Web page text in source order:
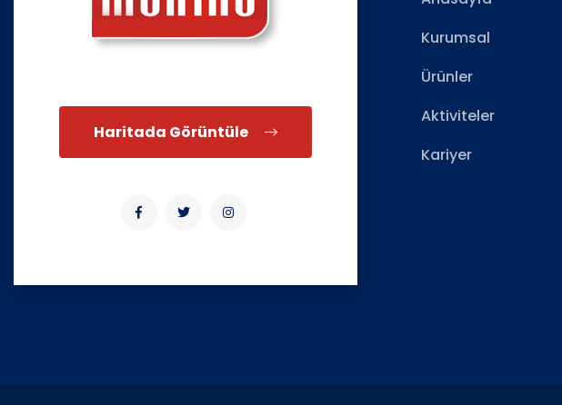
Haritada Görüntüle
Kurumsal
Ürünler
Aktiviteler
Kariyer